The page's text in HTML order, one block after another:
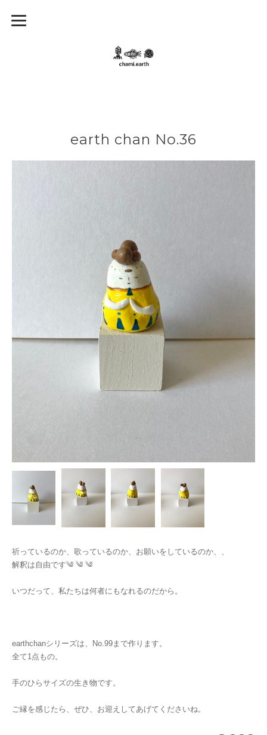
earth chan No.36
祈っているのか、歌っているのか、お願いをしているのか、、
解釈は自由です༄ ༄ ༄
いつだって、私たちは何者にもなれるのだから。
earthchanシリーズは、No.99まで作ります。
全て1点もの。
手のひらサイズの生き物です。
ご縁を感じたら、ぜひ、お迎えしてあげてくださいね。